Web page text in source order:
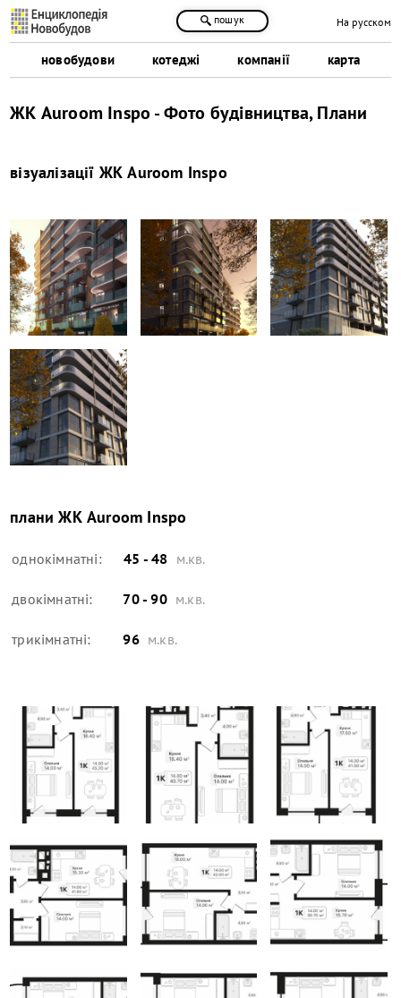
новобудови котеджі компанії карта
пошук На русском
ЖК Auroom Inspo - Фото будівництва, Плани
візуалізації ЖК Auroom Inspo
планиЖК Auroom Inspo
однокімнатні: 45 - 48 м.кв.
двокімнатні: 70 - 90 м.кв.
трикімнатні: 96 м.кв.